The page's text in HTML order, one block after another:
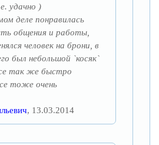
удачно )
деле понравилась
общения и работы,
человек на брони, в
был небольшой `косяк`
так же быстро
тоже очень
, 13.03.2014